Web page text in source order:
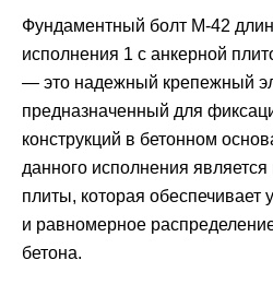
Фундаментный болт М-42
исполнения 1 с анкерной
— это надежный крепежный
предназначенный для
конструкций в бетонном
данного исполнения
плиты, которая обеспечивает
и равномерное
бетона.